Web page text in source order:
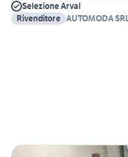
Selezione Arval
Rivenditore AUTOMODA